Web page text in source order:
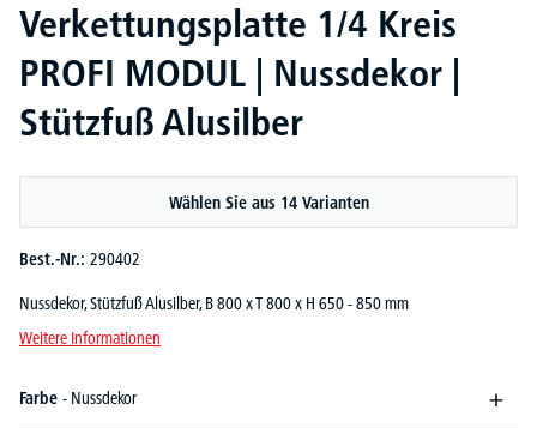
Verkettungsplatte 1/4 Kreis
PROFI MODUL | Nussdekor |
Stützfuß Alusilber
Wählen Sie aus 14 Varianten
Best.-Nr.: 290402
Nussdekor, Stützfuß Alusilber, B 800 x T 800 x H 650 - 850 mm
Weitere Informationen
Farbe - Nussdekor